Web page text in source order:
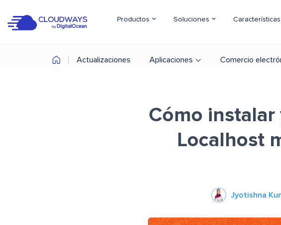
Productos Soluciones Características
Actualizaciones Aplicaciones Comercio
Cómo
Localhost
Jyotishna